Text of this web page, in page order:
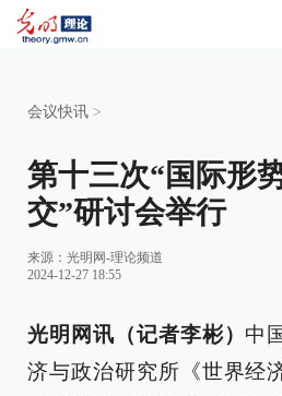
会议快讯 >
第十三次“国际形
交”研讨会举行
来源： 光明网-理论频道
2024-12-27 18:55
光明网讯（记者李彬） 中
济与政治研究所《世界经